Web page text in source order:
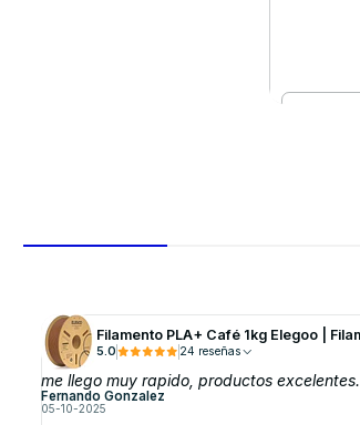
Filamento PLA+ Café 1kg Elegoo |
5.0 24 reseñas
me llego muy rapido, productos
Fernando Gonzalez
05-10-2025